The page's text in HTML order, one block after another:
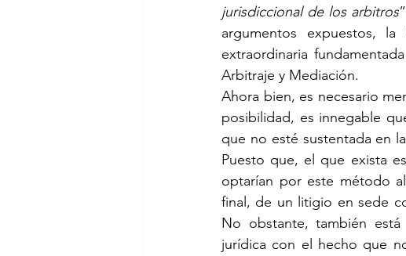
jurisdiccional de los arbitros
argumentos expuestos,
extraordinaria
Arbitraje y Mediación.
Ahora bien, es necesario
posibilidad, es innegable
que no esté sustentada en
Puesto que, el que exista
optarían por este método
final, de un litigio en sede
No obstante, también
jurídica con el hecho que